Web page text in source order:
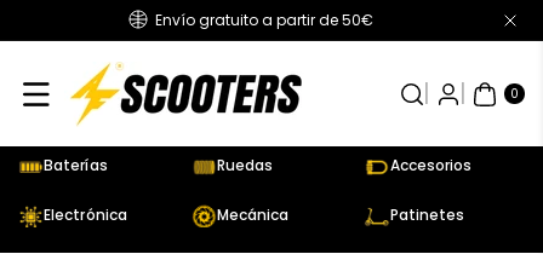
Envío gratuito a partir de 50€
0
AR
TÍC
UL
Baterías Ruedas Accesorios
Electrónica Mecánica Patinetes